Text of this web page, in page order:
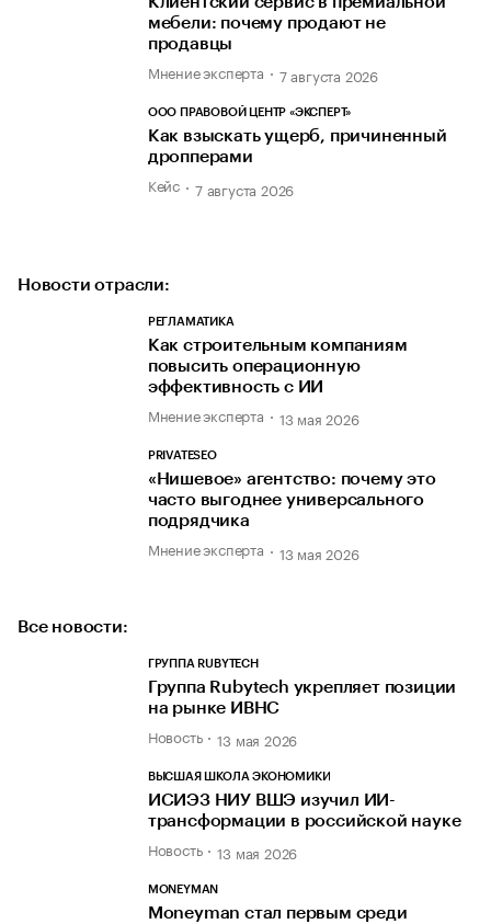
мебели: почему продают не
продавцы
Мнение эксперта 7 августа 2026
ООО ПРАВОВОЙ ЦЕНТР «ЭКСПЕРТ»
Как взыскать ущерб, причиненный
дропперами
Кейс 7 августа 2026
Новости отрасли:
РЕГЛАМАТИКА
Как строительным компаниям
повысить операционную
эффективность с ИИ
Мнение эксперта 13 мая 2026
PRIVATESEO
«Нишевое» агентство: почему это
часто выгоднее универсального
подрядчика
Мнение эксперта 13 мая 2026
Все новости:
ГРУППА RUBYTECH
Группа Rubytech укрепляет позиции
на рынке ИВНС
Новость 13 мая 2026
ВЫСШАЯ ШКОЛА ЭКОНОМИКИ
ИСИЭЗ НИУ ВШЭ изучил ИИ-
трансформации в российской науке
Новость 13 мая 2026
MONEYMAN
Moneyman стал первым среди